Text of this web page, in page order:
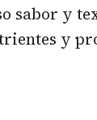
sabor y
y